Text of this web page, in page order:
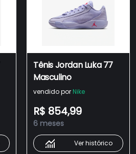
Tênis Jordan Luka 77
Masculino
vendido por Nike
R$ 854,99
6 meses
Ver histórico